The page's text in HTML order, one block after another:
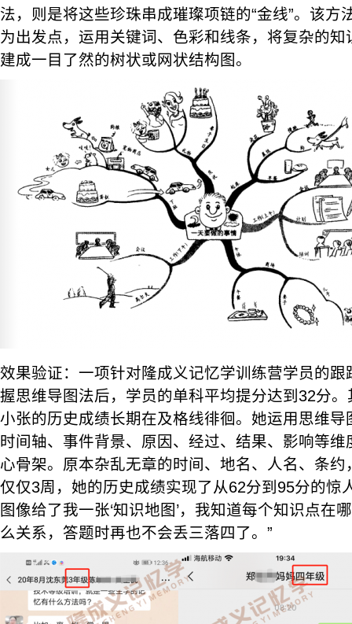
法，则是将这些珍珠串成璀璨项链的“金线”。该方
为出发点，运用关键词、色彩和线条，将复杂的
建成一目了然的树状或网状结构图。
效果验证：一项针对隆成义记忆学训练营学员的
握思维导图法后，学员的单科平均提分达到32分
小张的历史成绩长期在及格线徘徊。她运用思维
时间轴、事件背景、原因、经过、结果、影响等
心骨架。原本杂乱无章的时间、地名、人名、条
仅仅3周，她的历史成绩实现了从62分到95分的惊
图像给了我一张‘知识地图’，我知道每个知识点在
么关系，答题时再也不会丢三落四了。”